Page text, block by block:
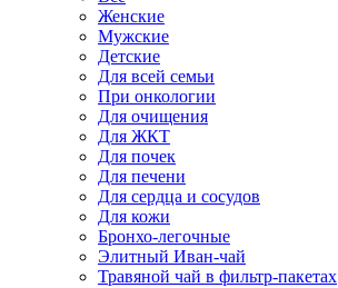
Женские
Мужские
Детские
Для всей семьи
При онкологии
Для очищения
Для ЖКТ
Для почек
Для печени
Для сердца и сосудов
Для кожи
Бронхо-легочные
Элитный Иван-чай
Травяной чай в фильтр-пакетах